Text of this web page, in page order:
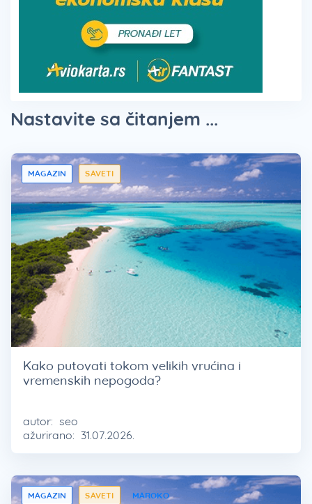
Nastavite sa čitanjem ...
MAGAZIN SAVETI
Kako putovati tokom velikih vrućina i
vremenskih nepogoda?
autor: seo
ažurirano: 31.07.2026.
MAGAZIN SAVETI MAROKO